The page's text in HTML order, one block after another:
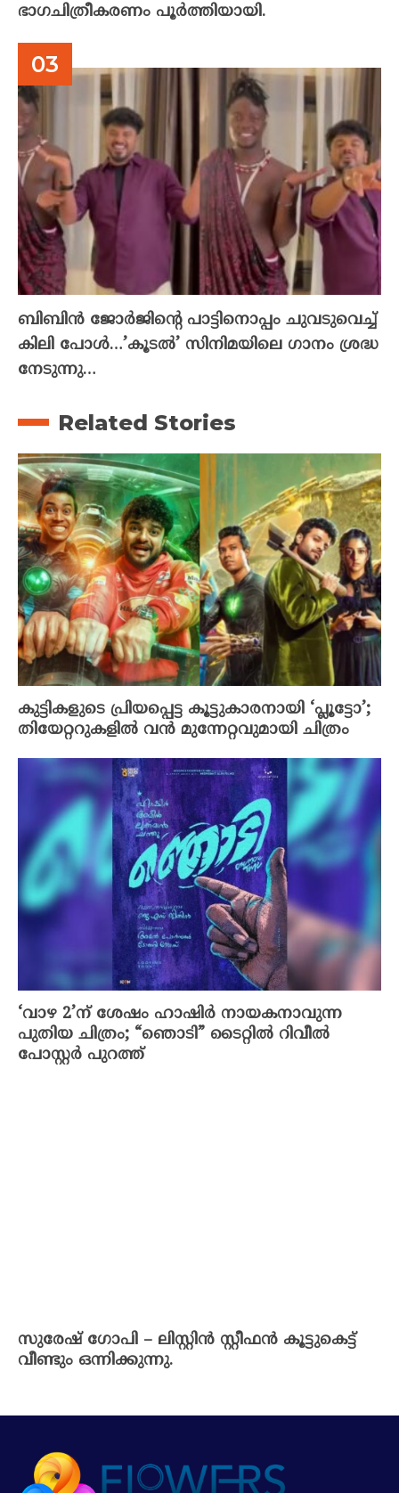
ഭാഗചിത്രീകരണം പൂർത്തിയായി.
ബിബിൻ ജോർജിന്റെ പാട്ടിനൊപ്പം ചുവടുവെച്ച്
കിലി പോൾ…’കൂടൽ’ സിനിമയിലെ ഗാനം ശ്രദ്ധ
നേടുന്നു…
Related Stories
കുട്ടികളുടെ പ്രിയപ്പെട്ട കൂട്ടുകാരനായി ‘പ്ലൂട്ടോ’;
തിയേറ്ററുകളിൽ വൻ മുന്നേറ്റവുമായി ചിത്രം
‘വാഴ 2’ന് ശേഷം ഹാഷിർ നായകനാവുന്ന
പുതിയ ചിത്രം; “ഞൊടി” ടൈറ്റിൽ റിവീൽ
പോസ്റ്റർ പുറത്ത്
സുരേഷ് ഗോപി – ലിസ്റ്റിൻ സ്റ്റീഫൻ കൂട്ടുകെട്ട്
വീണ്ടും ഒന്നിക്കുന്നു.